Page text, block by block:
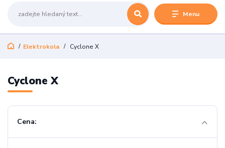
Menu
Elektrokola Cyclone X
Cyclone X
Cena: